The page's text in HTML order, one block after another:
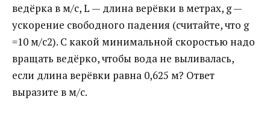
ведёрка в м/с, L — длина верёвки в метрах, g —
ускорение свободного падения (считайте, что g
=10 м/с2). С какой минимальной скоростью надо
вращать ведёрко, чтобы вода не выливалась,
если длина верёвки равна 0,625 м? Ответ
выразите в м/с.